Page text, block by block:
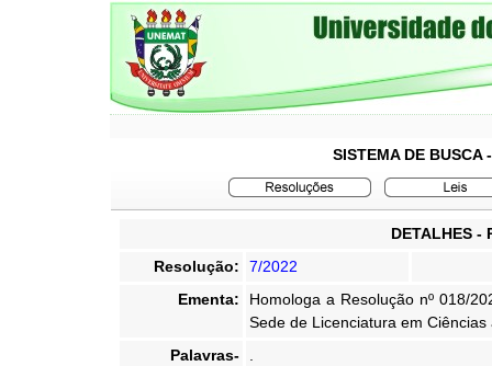
SISTEMA DE BUSCA
DETALHES -
Resolução:
7/2022
Ementa:
Homologa a Resolução nº 018/
Sede de Licenciatura em
Palavras-